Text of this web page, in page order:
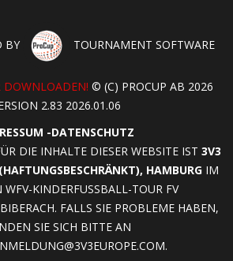
BY TOURNAMENT SOFTWARE
DOWNLOADEN! © (C) PROCUP AB 2026
2.83 2026.01.06
-DATENSCHUTZ
DIE INHALTE DIESER WEBSITE IST 3V3
HAMBURGIM
KINDERFUSSBALL-TOUR FV B
FALLS SIE PROBLEME HABEN, W
SIE SICH BITTE AN
.